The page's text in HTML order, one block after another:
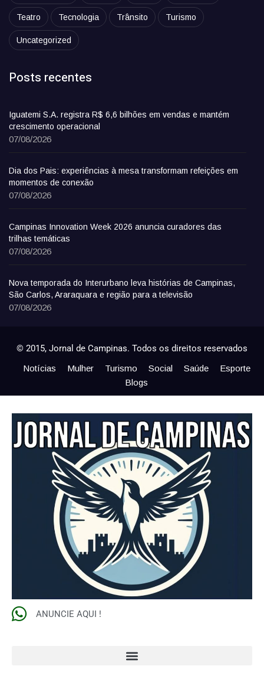
Teatro Tecnologia Trânsito Turismo
Uncategorized
Posts recentes
Iguatemi S.A. registra R$ 6,6 bilhões em vendas e mantém
crescimento operacional
07/08/2026
Dia dos Pais: experiências à mesa transformam refeições em
momentos de conexão
07/08/2026
Campinas Innovation Week 2026 anuncia curadores das
trilhas temáticas
07/08/2026
Nova temporada do Interurbano leva histórias de Campinas,
São Carlos, Araraquara e região para a televisão
07/08/2026
© 2015, Jornal de Campinas. Todos os direitos reservados
Notícias Mulher Turismo Social Saúde
Esporte
Blogs
ANUNCIE AQUI !